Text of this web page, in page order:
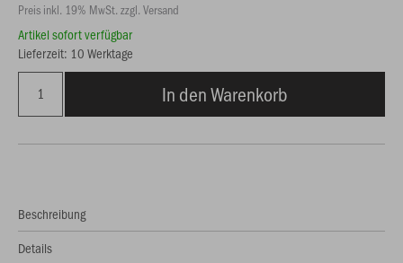
Preis inkl. 19% MwSt. zzgl. Versand
Artikel sofort verfügbar
Lieferzeit: 10 Werktage
In den Warenkorb
Beschreibung
Details